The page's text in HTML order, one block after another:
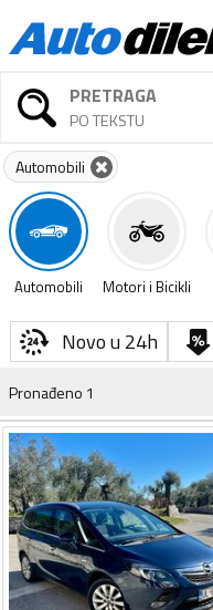
PRETRAGA
PO TEKSTU
Automobili
Automobili Motori i Bicikli
Novo u 24h
Pronađeno 1